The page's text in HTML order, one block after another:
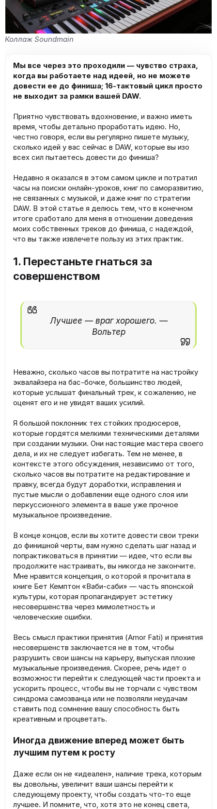
Коллаж Soundmain
Мы все через это проходили — чувство страха,
когда вы работаете над идеей, но не можете
довести ее до финиша; 16-тактовый цикл просто
не выходит за рамки вашей DAW.
Приятно чувствовать вдохновение, и важно иметь
время, чтобы детально проработать идею. Но,
честно говоря, если вы регулярно пишете музыку,
сколько идей у вас сейчас в DAW, которые вы изо
всех сил пытаетесь довести до финиша?
Недавно я оказался в этом самом цикле и потратил
часы на поиски онлайн-уроков, книг по саморазвитию,
не связанных с музыкой, и даже книг по стратегии
DAW. В этой статье я делюсь тем, что в конечном
итоге сработало для меня в отношении доведения
моих собственных треков до финиша, с надеждой,
что вы также извлечете пользу из этих практик.
1. Перестаньте гнаться за
совершенством
Лучшее — враг хорошего. —
Вольтер​
Неважно, сколько часов вы потратите на настройку
эквалайзера на бас-бочке, большинство людей,
которые услышат финальный трек, к сожалению, не
оценят его и не увидят ваших усилий.
Я большой поклонник тех стойких продюсеров,
которые гордятся мелкими техническими деталями
при создании музыки. Они настоящие мастера своего
дела, и их не следует избегать. Тем не менее, в
контексте этого обсуждения, независимо от того,
сколько часов вы потратите на редактирование и
правку, всегда будут доработки, исправления и
пустые мысли о добавлении еще одного слоя или
перкуссионного элемента в ваше уже прочное
музыкальное произведение.
В конце концов, если вы хотите довести свои треки
до финишной черты, вам нужно сделать шаг назад и
попрактиковаться в принятии — идее, что если вы
продолжите настраивать, вы никогда не закончите.
Мне нравится концепция, о которой я прочитала в
книге Бет Кемптон «Ваби-саби» — часть японской
культуры, которая пропагандирует эстетику
несовершенства через мимолетность и
человеческие ошибки.
Весь смысл практики принятия (Amor Fati) и принятия
несовершенств заключается не в том, чтобы
разрушить свои шансы на карьеру, выпуская плохие
музыкальные произведения. Скорее, речь идет о
возможности перейти к следующей части проекта и
ускорить процесс, чтобы вы не торчали с чувством
синдрома самозванца или не позволяли неудачам
ставить под сомнение вашу способность быть
креативным и процветать.
Иногда движение вперед может быть
лучшим путем к росту
Даже если он не «идеален», наличие трека, которым
вы довольны, увеличит ваши шансы перейти к
следующему проекту, чтобы создать что-то еще
лучшее. И помните, что, хотя это не конец света,